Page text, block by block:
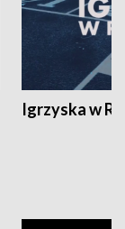
Igrzyska w